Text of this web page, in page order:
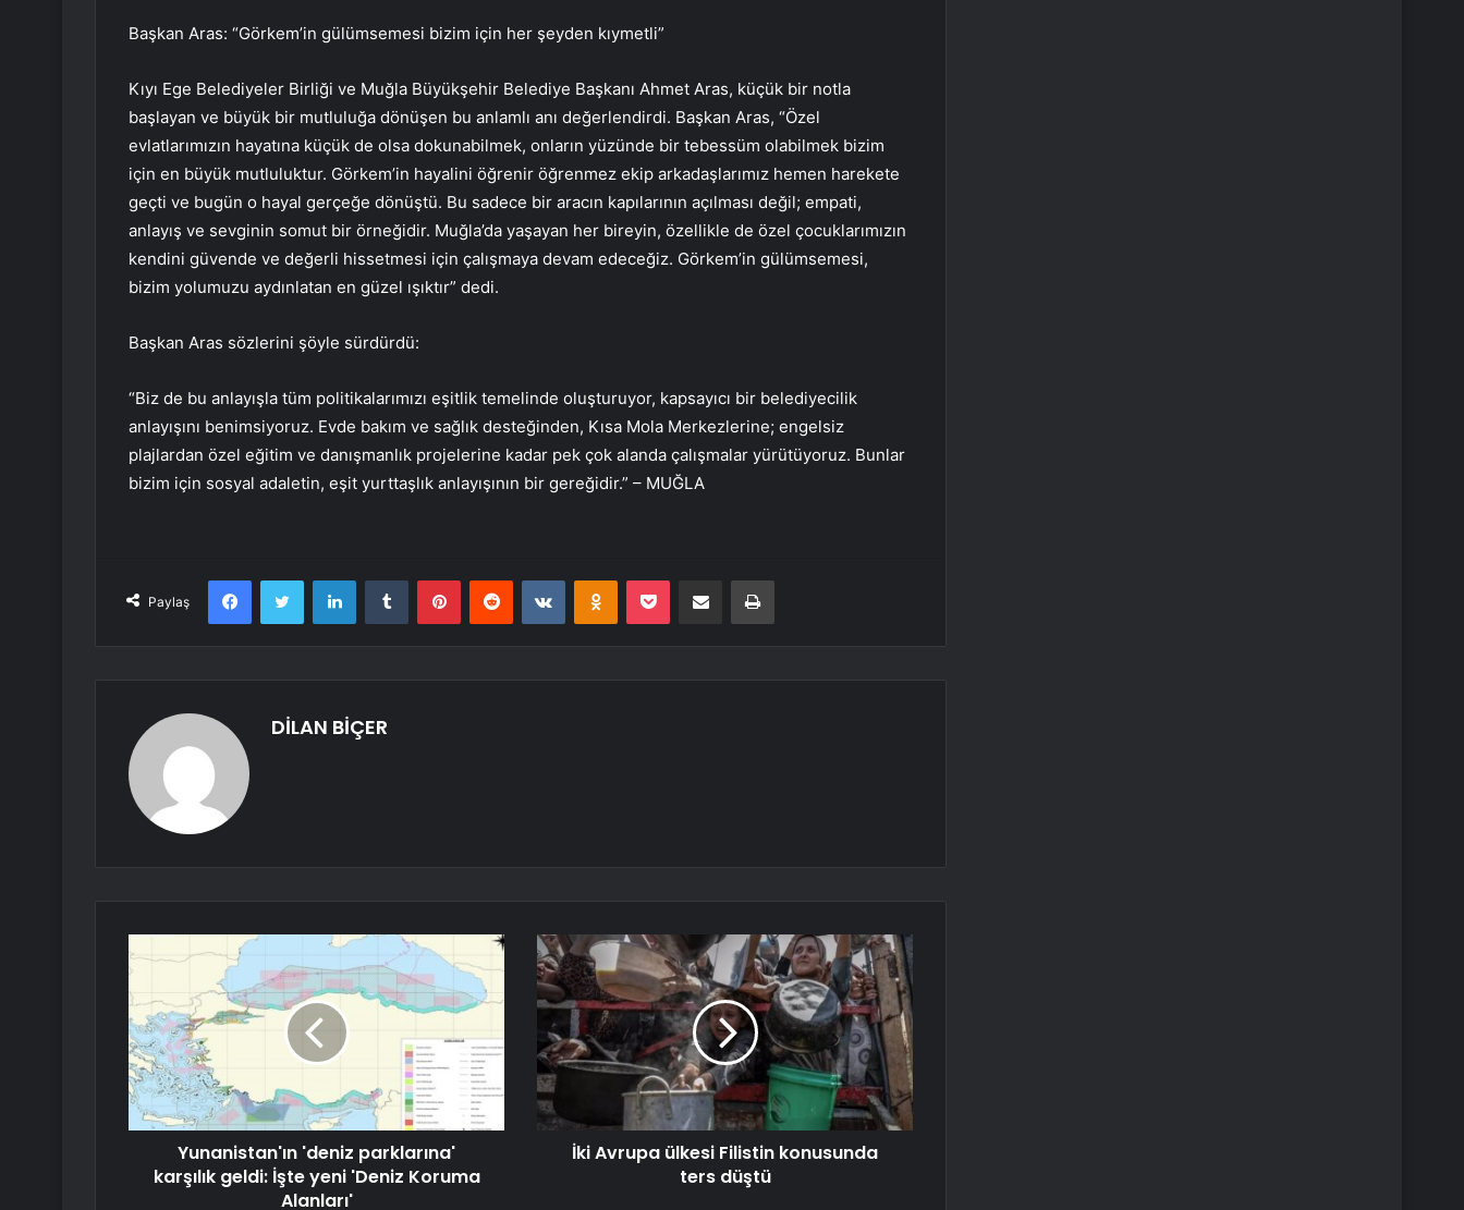
Başkan Aras: “Görkem’in gülümsemesi bizim için her şeyden kıymetli”
Kıyı Ege Belediyeler Birliği ve Muğla Büyükşehir Belediye Başkanı Ahmet Aras, küçük bir notla
başlayan ve büyük bir mutluluğa dönüşen bu anlamlı anı değerlendirdi. Başkan Aras, “Özel
evlatlarımızın hayatına küçük de olsa dokunabilmek, onların yüzünde bir tebessüm olabilmek bizim
için en büyük mutluluktur. Görkem’in hayalini öğrenir öğrenmez ekip arkadaşlarımız hemen harekete
geçti ve bugün o hayal gerçeğe dönüştü. Bu sadece bir aracın kapılarının açılması değil; empati,
anlayış ve sevginin somut bir örneğidir. Muğla’da yaşayan her bireyin, özellikle de özel çocuklarımızın
kendini güvende ve değerli hissetmesi için çalışmaya devam edeceğiz. Görkem’in gülümsemesi,
bizim yolumuzu aydınlatan en güzel ışıktır” dedi.
Başkan Aras sözlerini şöyle sürdürdü:
“Biz de bu anlayışla tüm politikalarımızı eşitlik temelinde oluşturuyor, kapsayıcı bir belediyecilik
anlayışını benimsiyoruz. Evde bakım ve sağlık desteğinden, Kısa Mola Merkezlerine; engelsiz
plajlardan özel eğitim ve danışmanlık projelerine kadar pek çok alanda çalışmalar yürütüyoruz. Bunlar
bizim için sosyal adaletin, eşit yurttaşlık anlayışının bir gereğidir.” – MUĞLA
Paylaş
FacebookTwitter LinkedInTumblr PinterestReddit VKontakteOdnoklassniki
Pocket E-Posta ile paylaş Yazdır
DİLAN BİÇER
Yunanistan'ın 'deniz parklarına'
karşılık geldi: İşte yeni 'Deniz Koruma
Alanları'
İki Avrupa ülkesi Filistin konusunda
ters düştü